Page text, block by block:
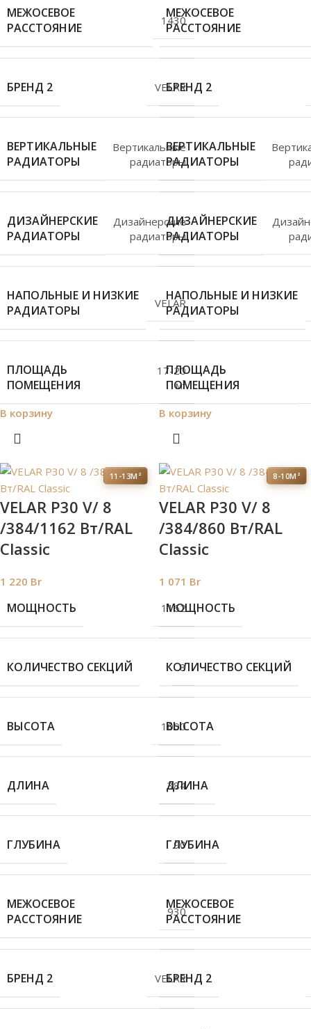
МЕЖОСЕВОЕ
РАССТОЯНИЕ
1430
БРЕНД 2 VELAR
ВЕРТИКАЛЬНЫЕ
РАДИАТОРЫ
Вертикальные
радиаторы
ДИЗАЙНЕРСКИЕ
РАДИАТОРЫ
Дизайнерские
радиаторы
НАПОЛЬНЫЕ И НИЗКИЕ
РАДИАТОРЫ
VELAR
ПЛОЩАДЬ
ПОМЕЩЕНИЯ
17-20
м²
В корзину
МЕЖОСЕВОЕ
РАССТОЯНИЕ
БРЕНД 2
ВЕРТИКАЛЬНЫЕ
РАДИАТОРЫ
ДИЗАЙНЕРСКИЕ
РАДИАТОРЫ
НАПОЛЬНЫЕ И НИЗКИЕ
РАДИАТОРЫ
ПЛОЩАДЬ
ПОМЕЩЕНИЯ
В корзину
11-13М²
VELAR P30 V/ 8
/384/1162 Вт/RAL
Classic
1 220 Br
МОЩНОСТЬ 1162
КОЛИЧЕСТВО СЕКЦИЙ 8
ВЫСОТА 1000
ДЛИНА 384
ГЛУБИНА 90
МЕЖОСЕВОЕ
РАССТОЯНИЕ
930
БРЕНД 2 VELAR
8-10М²
VELAR P30 V/ 8
/384/860 Вт/RAL
Classic
1 071 Br
МОЩНОСТЬ
КОЛИЧЕСТВО СЕКЦИЙ
ВЫСОТА
ДЛИНА
ГЛУБИНА
МЕЖОСЕВОЕ
РАССТОЯНИЕ
БРЕНД 2